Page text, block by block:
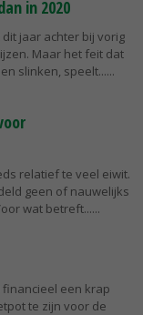
in 2020
jaar achter bij vorig
Maar het feit dat
slinken, speelt...
relatief te veel eiwit.
geen of nauwelijks
wat betreft...
een krap
te zijn voor de